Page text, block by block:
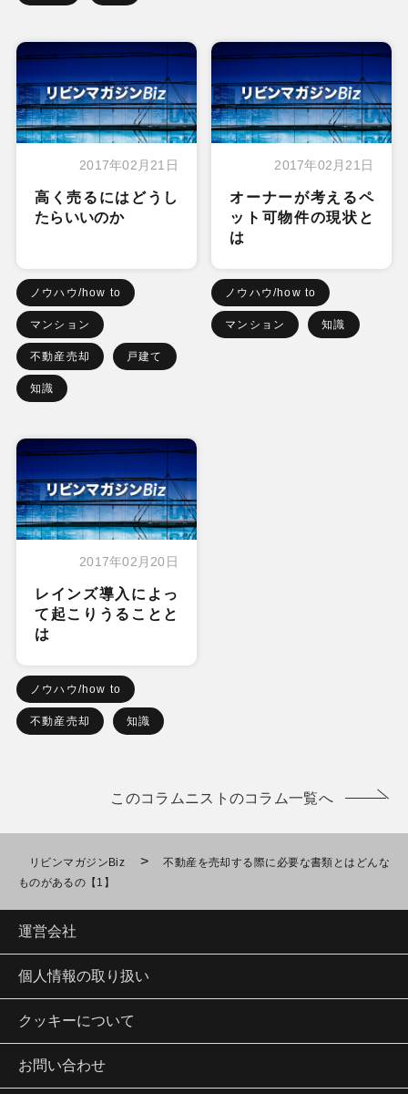
2017年02月21日
高く売るにはどうし
たらいいのか
ノウハウ/how to
マンション
不動産売却 戸建て
知識
2017年02月21日
オーナーが考えるペ
ット可物件の現状と
は
ノウハウ/how to
マンション 知識
2017年02月20日
レインズ導入によっ
て起こりうることと
は
ノウハウ/how to
不動産売却 知識
このコラムニストのコラム一覧へ
リビンマガジンBiz >
不動産を売却する際に必要な書類とはどんな
ものがあるの【1】
運営会社
個人情報の取り扱い
クッキーについて
お問い合わせ